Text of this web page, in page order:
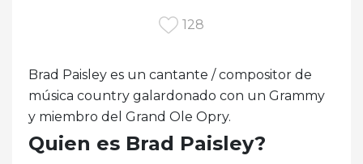
128
Brad Paisley es un cantante / compositor de
música country galardonado con un Grammy
y miembro del Grand Ole Opry.
Quien es Brad Paisley?